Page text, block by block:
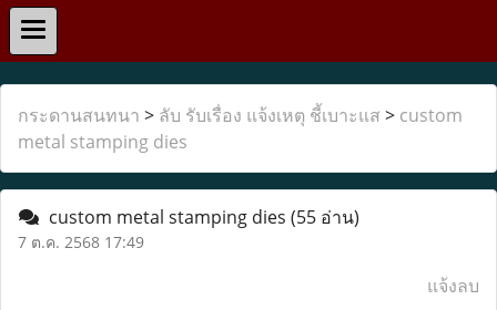
กระดานสนทนา > ลับ รับเรื่อง แจ้งเหตุ ชี้เบาะแส > custom
metal stamping dies
custom metal stamping dies (55 อ่าน)
7 ต.ค. 2568 17:49
แจ้งลบ